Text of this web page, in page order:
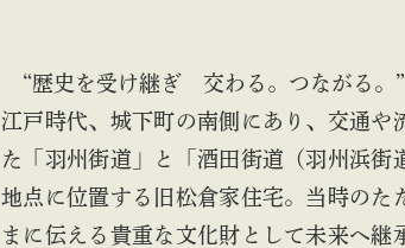
“歴史を受け継ぎ 交わる。つながる。”
江戸時代、城下町の南側にあり、交通や
た「羽州街道」と「酒田街道（羽州浜街
地点に位置する旧松倉家住宅。当時のた
まに伝える貴重な文化財として未来へ継